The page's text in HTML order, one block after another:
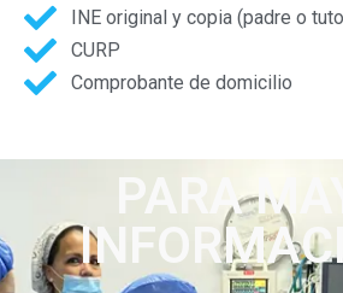
INE original y copia (padre o
CURP
Comprobante de domicilio
PARA